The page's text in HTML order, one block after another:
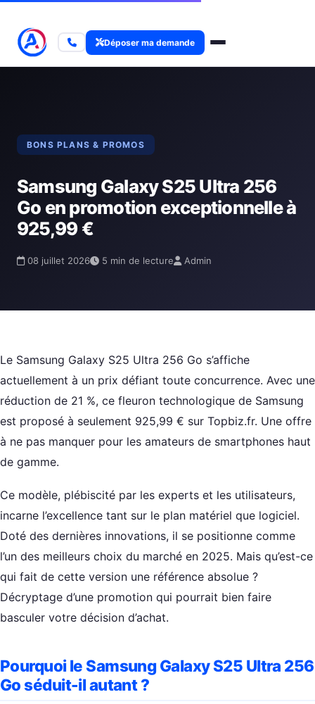
Déposer ma demande
BONS PLANS & PROMOS
Samsung Galaxy S25 Ultra 256
Go en promotion exceptionnelle à
925,99 €
08 juillet 2026 5 min de lecture Admin
Le Samsung Galaxy S25 Ultra 256 Go s’affiche
actuellement à un prix défiant toute concurrence. Avec une
réduction de 21 %, ce fleuron technologique de Samsung
est proposé à seulement 925,99 € sur Topbiz.fr. Une offre
à ne pas manquer pour les amateurs de smartphones haut
de gamme.
Ce modèle, plébiscité par les experts et les utilisateurs,
incarne l’excellence tant sur le plan matériel que logiciel.
Doté des dernières innovations, il se positionne comme
l’un des meilleurs choix du marché en 2025. Mais qu’est-ce
qui fait de cette version une référence absolue ?
Décryptage d’une promotion qui pourrait bien faire
basculer votre décision d’achat.
Pourquoi le Samsung Galaxy S25 Ultra 256
Go séduit-il autant ?